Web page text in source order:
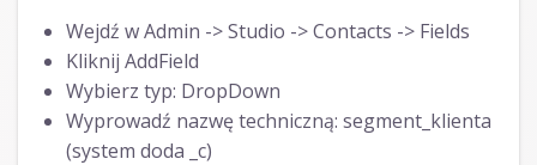
Wejdź w Admin -> Studio -> Contacts -> Fields
Kliknij AddField
Wybierz typ: DropDown
Wyprowadź nazwę techniczną: segment_klienta
(system doda _c)